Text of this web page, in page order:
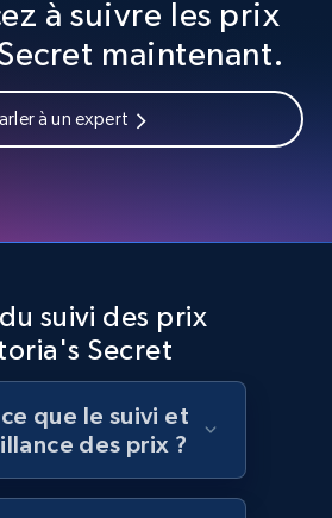
- Discover products by
name, Manufacturer,
Commencer
- Discovery products by
URL
à suivre les prix
maintenant.
à un expert
suivi des prix
Secret
que le suivi et
des prix ?